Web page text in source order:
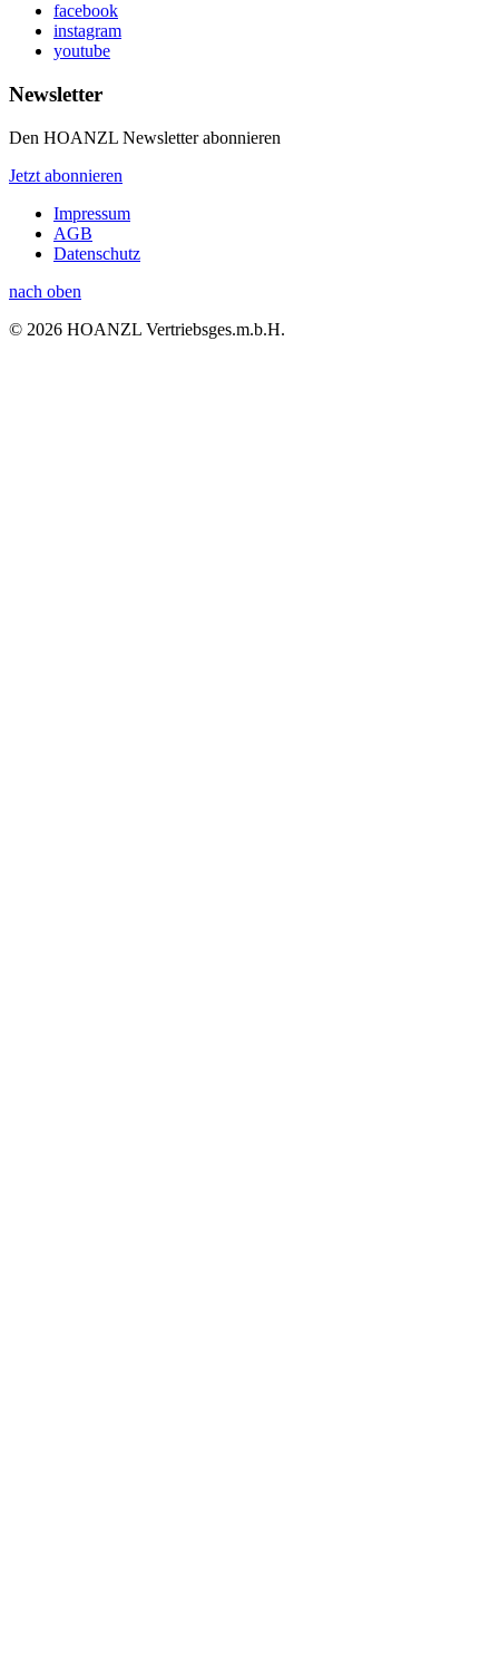
facebook
instagram
youtube
Newsletter
Den HOANZL Newsletter abonnieren
Jetzt abonnieren
Impressum
AGB
Datenschutz
nach oben
© 2026 HOANZL Vertriebsges.m.b.H.